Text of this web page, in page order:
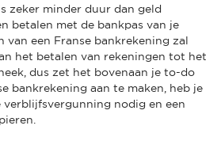
zeker minder duur dan geld
betalen met de bankpas van je
van een Franse bankrekening zal
het betalen van rekeningen tot het
dus zet het bovenaan je to-do
bankrekening aan te maken, heb je
verblijfsvergunning nodig en een